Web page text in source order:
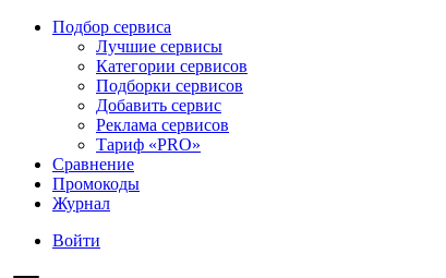
Подбор сервиса
Лучшие сервисы
Категории сервисов
Подборки сервисов
Добавить сервис
Реклама сервисов
Тариф «PRO»
Сравнение
Промокоды
Журнал
Войти